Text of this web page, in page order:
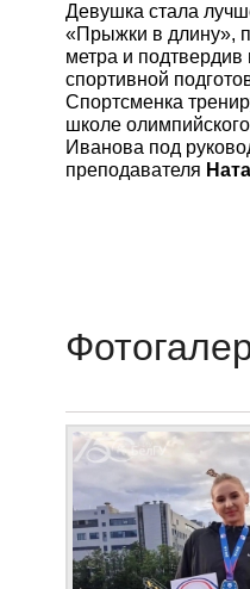
НОВОСТИ
КОНТАКТЫ
Девушка стала
«Прыжки в длину»,
метра и
спортивной
Спортсменка
школе
Иванова под
преподавателя